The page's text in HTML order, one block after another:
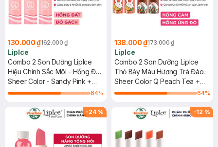
130.000 ₫162.000 ₫
LipIce
Combo 2 Son Dưỡng LipIce
Hiệu Chỉnh Sắc Môi - Hồng Đất
+ Đỏ Gạch 2.4g
Sheer Color - Sandy Pink +
Brick Red
64%
138.000 ₫173.000 ₫
LipIce
Combo 2 Son Dưỡng LipIce
Thỏ Bảy Màu Hương Trà Đào,
Hồng Cam + Hương Choco
Mint, Hồng Ửng Đỏ 2.4g
Sheer Color Q Peach Tea +
Choco Mint
64%
-24 % -12 %